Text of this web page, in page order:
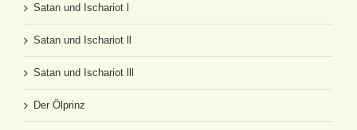
Satan und Ischariot l
Satan und Ischariot ll
Satan und Ischariot lll
Der Ölprinz